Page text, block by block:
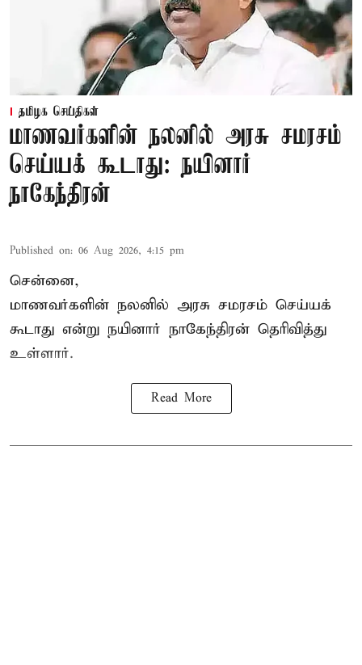
தமிழக செய்திகள்
மாணவர்களின் நலனில் அரசு சமரசம்
செய்யக் கூடாது: நயினார்
நாகேந்திரன்
Published on: 06 Aug 2026, 4:15 pm
சென்னை,
மாணவர்களின் நலனில் அரசு சமரசம் செய்யக்
கூடாது என்று நயினார் நாகேந்திரன் தெரிவித்து
உள்ளார்.
Read More